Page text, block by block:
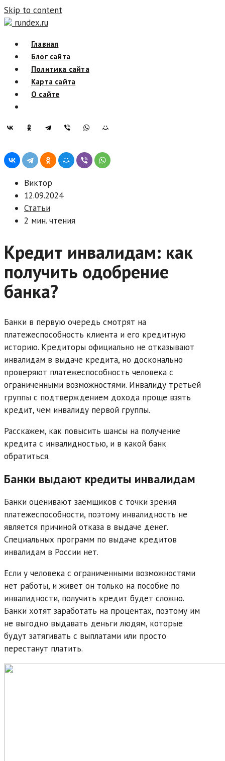
Skip to content
rundex.ru
Главная
Блог сайта
Политика сайта
Карта сайта
О сайте
Виктор
12.09.2024
Статьи
2 мин. чтения
Кредит инвалидам: как
получить одобрение
банка?
Банки в первую очередь смотрят на
платежеспособность клиента и его кредитную
историю. Кредиторы официально не отказывают
инвалидам в выдаче кредита, но досконально
проверяют платежеспособность человека с
ограниченными возможностями. Инвалиду третьей
группы с подтверждением дохода проще взять
кредит, чем инвалиду первой группы.
Расскажем, как повысить шансы на получение
кредита с инвалидностью, и в какой банк
обратиться.
Банки выдают кредиты инвалидам
Банки оценивают заемщиков с точки зрения
платежеспособности, поэтому инвалидность не
является причиной отказа в выдаче денег.
Специальных программ по выдаче кредитов
инвалидам в России нет.
Если у человека с ограниченными возможностями
нет работы, и живет он только на пособие по
инвалидности, получить кредит будет сложно.
Банки хотят заработать на процентах, поэтому им
не выгодно выдавать деньги людям, которые
будут затягивать с выплатами или просто
перестанут платить.